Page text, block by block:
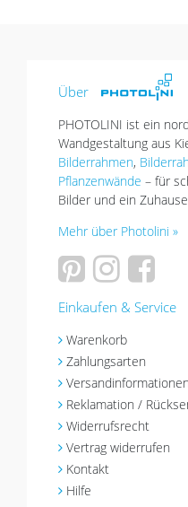
Über
PHOTOLINI ist ein
Wandgestaltung aus
Bilderrahmen,
Pflanzenwände – für
Bilder und ein
Mehr über Photolini »
Einkaufen & Service
Warenkorb
Zahlungsarten
Versandinformationen
Reklamation /
Widerrufsrecht
Vertrag widerrufen
Kontakt
Hilfe